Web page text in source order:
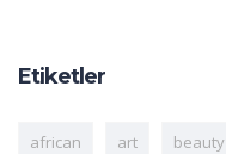
Etiketler
african art beauty